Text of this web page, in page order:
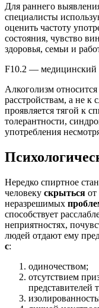
Для раннего
специалисты
оценить частоту
состояния, чувство
здоровья, семьи и
F10.2 — медицинский
Алкоголизм
расстройствам, а не к
проявляется тягой к
толерантности,
употребления
Нередко спиртное
человеку скрыться
неразрешимых
способствует
неприятностях,
людей отдают ему
с:
одиночеством;
отсутствием
представителей